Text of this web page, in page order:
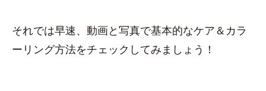
それでは早速、動画と写真で基本的なケア＆カラ
ーリング方法をチェックしてみましょう！